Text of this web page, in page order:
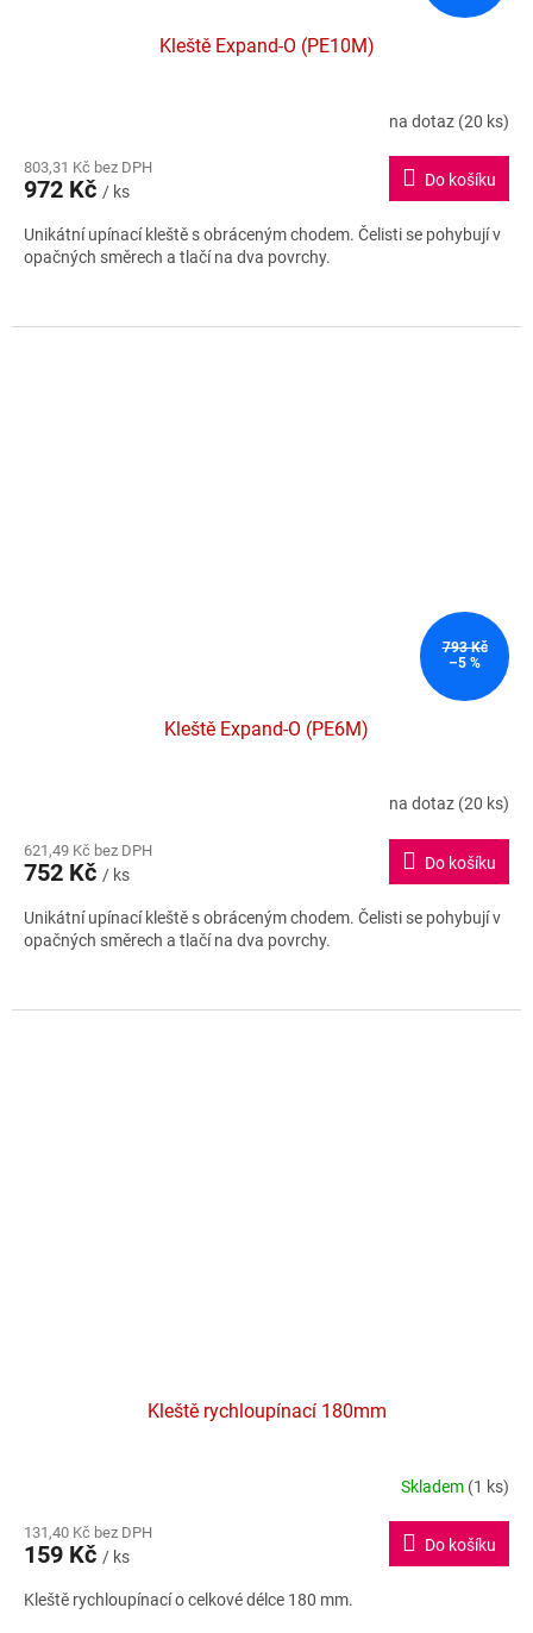
Kleště Expand-O (PE10M)
na dotaz (20 ks)
803,31 Kč bez DPH
972 Kč / ks
Do košíku
Unikátní upínací kleště s obráceným chodem. Čelisti se pohybují v
opačných směrech a tlačí na dva povrchy.
793 Kč
–5 %
Kleště Expand-O (PE6M)
na dotaz (20 ks)
621,49 Kč bez DPH
752 Kč / ks
Do košíku
Unikátní upínací kleště s obráceným chodem. Čelisti se pohybují v
opačných směrech a tlačí na dva povrchy.
Kleště rychloupínací 180mm
Skladem (1 ks)
131,40 Kč bez DPH
159 Kč / ks
Do košíku
Kleště rychloupínací o celkové délce 180 mm.